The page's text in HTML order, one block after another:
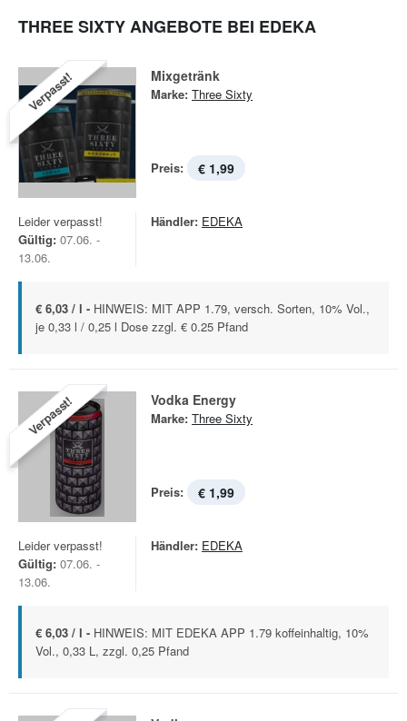
THREE SIXTY ANGEBOTE BEI EDEKA
Verpasst! Mixgetränk
Marke: Three Sixty
Preis: € 1,99
Leider verpasst!
Gültig: 07.06. -
13.06.
Händler: EDEKA
€ 6,03 / l - HINWEIS: MIT APP 1.79, versch. Sorten, 10% Vol.,
je 0,33 l / 0,25 l Dose zzgl. € 0.25 Pfand
Verpasst! Vodka Energy
Marke: Three Sixty
Preis: € 1,99
Leider verpasst!
Gültig: 07.06. -
13.06.
Händler: EDEKA
€ 6,03 / l - HINWEIS: MIT EDEKA APP 1.79 koffeinhaltig, 10%
Vol., 0,33 L, zzgl. 0,25 Pfand